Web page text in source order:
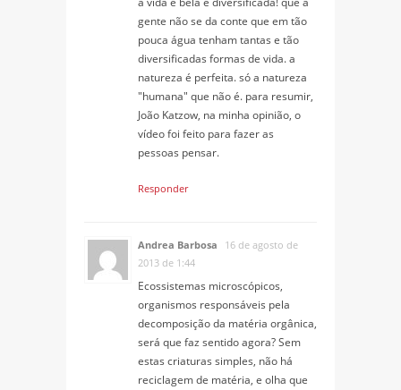
gente não se da conte que em tão
pouca água tenham tantas e tão
diversificadas formas de vida. a
natureza é perfeita. só a natureza
"humana" que não é. para resumir,
João Katzow, na minha opinião, o
vídeo foi feito para fazer as
pessoas pensar.
Responder
Andrea Barbosa
16 de agosto de
2013 de 1:44
Ecossistemas microscópicos,
organismos responsáveis pela
decomposição da matéria orgânica,
será que faz sentido agora? Sem
estas criaturas simples, não há
reciclagem de matéria, e olha que